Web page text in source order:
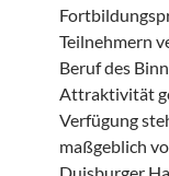
Teilnehmern
Beruf des
Attraktivität
Verfügung
maßgeblich